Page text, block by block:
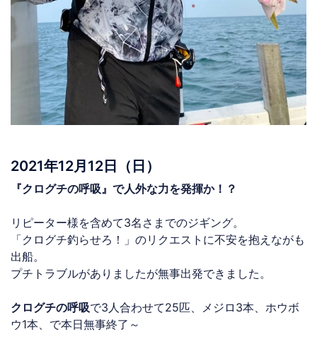
2021年12月12日（日）
『クログチの呼吸』で人外な力を発揮か！？
リピーター様を含めて3名さまでのジギング。
「クログチ釣らせろ！」のリクエストに不安を抱えながも
出船。
プチトラブルがありましたが無事出発できました。
クログチの呼吸で3人合わせて25匹、メジロ3本、ホウボ
ウ1本、で本日無事終了～